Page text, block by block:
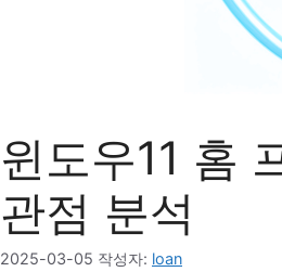
윈도우11 홈
관점 분석
2025-03-05 작성자: loan